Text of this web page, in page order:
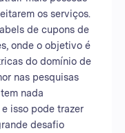
os serviços.
de cupons de
onde o objetivo é
do domínio de
nas pesquisas
nada
isso pode trazer
desafio